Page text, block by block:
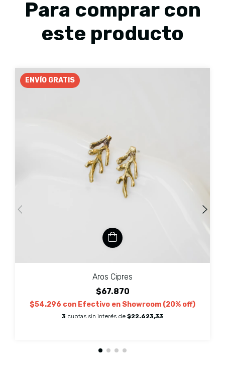
Para comprar con
este producto
ENVÍO GRATIS
Aros Cipres
$67.870
$54.296 con Efectivo en Showroom (20% off)
3 cuotas sin interés de $22.623,33